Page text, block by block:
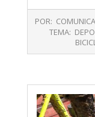
10-
POR:
TEMA: